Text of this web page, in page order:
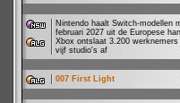
Nintendo haalt Switch-modellen
februari 2027 uit de Europese
Xbox ontslaat 3.200
vijf studio's af
007 First Light